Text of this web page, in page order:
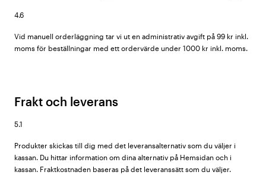
4.6
Vid manuell orderläggning tar vi ut en administrativ avgift på 99 kr inkl.
moms för beställningar med ett ordervärde under 1000 kr inkl. moms.
Frakt och leverans
5.1
Produkter skickas till dig med det leveransalternativ som du väljer i
kassan. Du hittar information om dina alternativ på Hemsidan och i
kassan. Fraktkostnaden baseras på det leveranssätt som du väljer.